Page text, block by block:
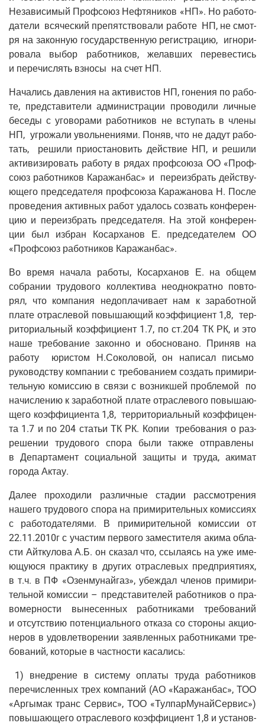
Неза­ви­си­мый Проф­со­юз Неф­тя­ни­ков «НП». Но рабо­то­
да­те­ли вся­че­ский пре­пят­ство­ва­ли рабо­те НП, не смот­
ря на закон­ную госу­дар­ствен­ную реги­стра­цию, игно­ри­
ро­ва­ла выбор работ­ни­ков, желав­ших пере­ве­стись
и пере­чис­лять взно­сы на счет НП.
Нача­лись дав­ле­ния на акти­ви­стов НП, гоне­ния по рабо­
те, пред­ста­ви­те­ли адми­ни­стра­ции про­во­ди­ли лич­ные
бесе­ды с уго­во­ра­ми работ­ни­ков не всту­пать в чле­ны
НП, угро­жа­ли уволь­не­ни­я­ми. Поняв, что не дадут рабо­
тать, реши­ли при­оста­но­вить дей­ствие НП, и реши­ли
акти­ви­зи­ро­вать рабо­ту в рядах проф­со­ю­за ОО «Проф­
со­юз работ­ни­ков Кара­жан­бас» и пере­из­брать дей­ству­
ю­ще­го пред­се­да­те­ля проф­со­ю­за Кара­жа­но­ва Н. После
про­ве­де­ния актив­ных работ уда­лось созвать кон­фе­рен­
цию и пере­из­брать пред­се­да­те­ля. На этой кон­фе­рен­
ции был избран Косар­ха­нов Е. пред­се­да­те­лем ОО
«Проф­со­юз работ­ни­ков Каражанбас».
Во вре­мя нача­ла рабо­ты, Косар­ха­нов Е. на общем
собра­нии тру­до­во­го кол­лек­ти­ва неод­но­крат­но повто­
рял, что ком­па­ния недо­пла­чи­ва­ет нам к зара­бот­ной
пла­те отрас­ле­вой повы­ша­ю­щий коэф­фи­ци­ент 1,8, тер­
ри­то­ри­аль­ный коэф­фи­ци­ент 1.7, по ст.204 ТК РК, и это
наше тре­бо­ва­ние закон­но и обос­но­ва­но. При­няв на
рабо­ту юри­стом Н.Соколовой, он напи­сал пись­мо
руко­вод­ству ком­па­нии с тре­бо­ва­ни­ем создать при­ми­ри­
тель­ную комис­сию в свя­зи с воз­ник­шей про­бле­мой по
начис­ле­нию к зара­бот­ной пла­те отрас­ле­во­го повы­ша­ю­
ще­го коэф­фи­ци­ен­та 1,8, тер­ри­то­ри­аль­ный коэф­фи­цен­
та 1.7 и по 204 ста­тьи ТК РК. Копии тре­бо­ва­ния о раз­
ре­ше­нии тру­до­во­го спо­ра были так­же отправ­ле­ны
в Депар­та­мент соци­аль­ной защи­ты и тру­да, аки­мат
горо­да Актау.
Далее про­хо­ди­ли раз­лич­ные ста­дии рас­смот­ре­ния
наше­го тру­до­во­го спо­ра на при­ми­ри­тель­ных комис­си­ях
с рабо­то­да­те­ля­ми. В при­ми­ри­тель­ной комис­сии от
22.11.2010г с уча­стим пер­во­го заме­сти­те­ля аки­ма обла­
сти Айт­ку­ло­ва А.Б. он ска­зал что, ссы­ла­ясь на уже име­
ю­щу­ю­ся прак­ти­ку в дру­гих отрас­ле­вых пред­при­я­ти­ях,
в т.ч. в ПФ «Озен­му­най­газ», убеж­дал чле­нов при­ми­ри­
тель­ной комис­сии – пред­ста­ви­те­лей работ­ни­ков о пра­
во­мер­но­сти выне­сен­ных работ­ни­ка­ми тре­бо­ва­ний
и отсут­ствию потен­ци­аль­но­го отка­за со сто­ро­ны акци­о­
не­ров в удо­вле­тво­ре­нии заяв­лен­ных работ­ни­ка­ми тре­
бо­ва­ний, кото­рые в част­но­сти касались:
1) внед­ре­ние в систе­му опла­ты тру­да работ­ни­ков
пере­чис­лен­ных трех ком­па­ний (АО «Кара­жан­бас», ТОО
«Аргы­мак транс Сер­вис», ТОО «Тул­пар­Му­най­Сер­вис»)
повы­ша­ю­ще­го отрас­ле­во­го коэф­фи­ци­ент 1,8 и уста­нов­